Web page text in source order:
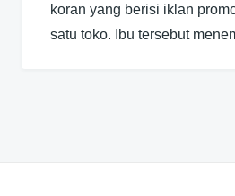
koran yang berisi iklan
satu toko. Ibu tersebut